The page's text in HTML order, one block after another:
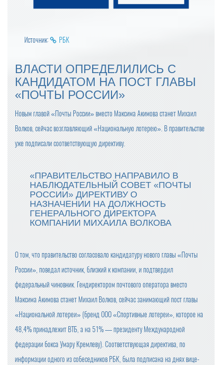
Источник: РБК
ВЛАСТИ ОПРЕДЕЛИЛИСЬ С
КАНДИДАТОМ НА ПОСТ ГЛАВЫ
«ПОЧТЫ РОССИИ»
Новым главой «Почты России» вместо Максима Акимова станет Михаил
Волков, сейчас возглавляющий «Национальную лотерею». В правительстве
уже подписали соответствующую директиву.
«ПРАВИТЕЛЬСТВО НАПРАВИЛО В
НАБЛЮДАТЕЛЬНЫЙ СОВЕТ «ПОЧТЫ
РОССИИ» ДИРЕКТИВУ О
НАЗНАЧЕНИИ НА ДОЛЖНОСТЬ
ГЕНЕРАЛЬНОГО ДИРЕКТОРА
КОМПАНИИ МИХАИЛА ВОЛКОВА
О том, что правительство согласовало кандидатуру нового главы «Почты
России», поведал источник, близкий к компании, и подтвердил
федеральный чиновник. Гендиректором почтового оператора вместо
Максима Акимова станет Михаил Волков, сейчас занимающий пост главы
«Национальной лотереи» (бренд ООО «Спортивные лотереи», которое на
48,4% принадлежит ВТБ, а на 51% — президенту Международной
федерации бокса Умару Кремлеву). Соответствующая директива, по
информации одного из собеседников РБК, была подписана на днях вице-